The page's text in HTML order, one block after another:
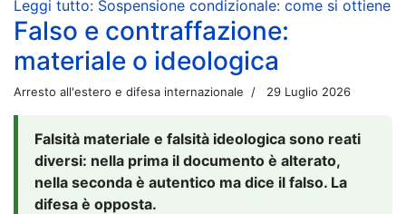
Leggi tutto: Sospensione condizionale: come si ottiene
Falso e contraffazione:
materiale o ideologica
Arresto all'estero e difesa internazionale 29 Luglio 2026
Falsità materiale e falsità ideologica sono reati
diversi: nella prima il documento è alterato,
nella seconda è autentico ma dice il falso. La
difesa è opposta.